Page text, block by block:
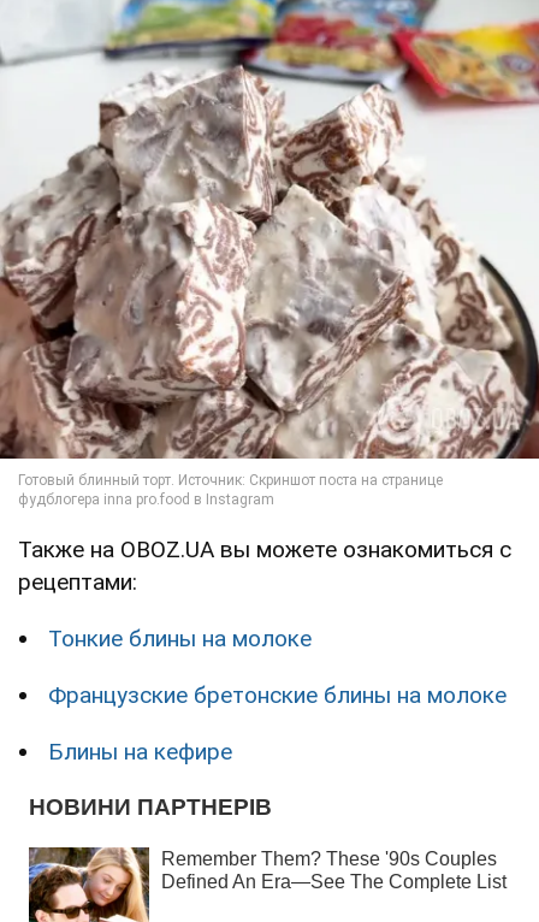
Также на OBOZ.UA вы можете ознакомиться с
рецептами:
Тонкие блины на молоке
Французские бретонские блины на молоке
Блины на кефире